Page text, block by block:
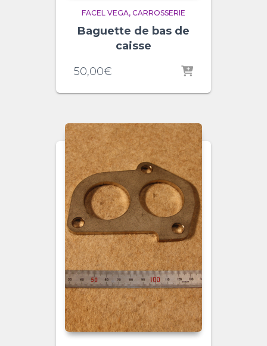
FACEL VEGA CARROSSERIE
Baguette de bas de
caisse
50,00€